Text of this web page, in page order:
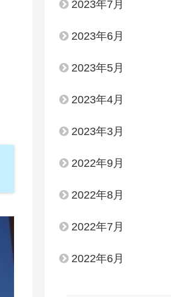
2023年7月
2023年6月
2023年5月
2023年4月
2023年3月
2022年9月
2022年8月
2022年7月
2022年6月